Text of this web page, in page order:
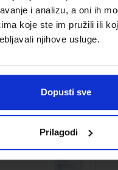
i analizu, a oni ih
koje ste im pružili ili
njihove usluge.
Dopusti sve
Prilagodi
TZ 1/NCR/E (Obrazac TZ-
članarine
zajednici za razdoblje
___do ___
U KOŠARICU